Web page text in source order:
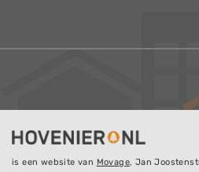
is een website van Movage, Jan